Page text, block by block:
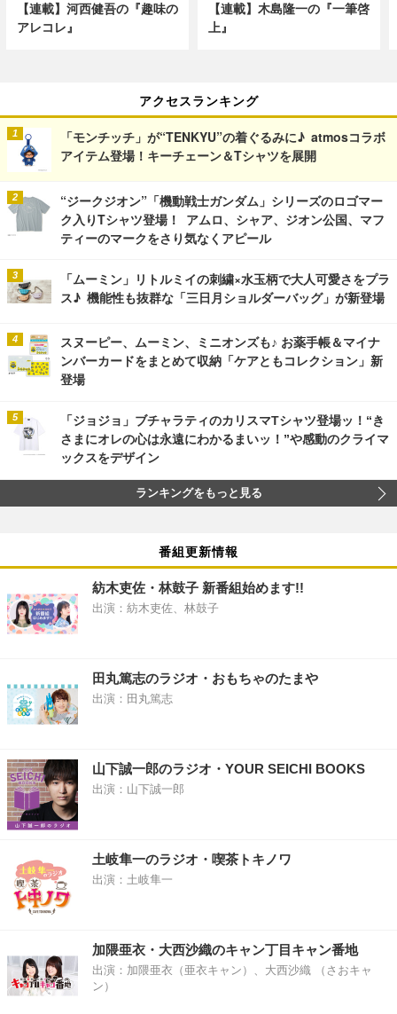
【連載】河西健吾の『趣味の
アレコレ』
【連載】木島隆一の『一筆啓
上』
アクセスランキング
「モンチッチ」が“TENKYU”の着ぐるみに♪ atmosコラボ
アイテム登場！キーチェーン＆Tシャツを展開
“ジークジオン”「機動戦士ガンダム」シリーズのロゴマー
ク入りTシャツ登場！ アムロ、シャア、ジオン公国、マフ
ティーのマークをさり気なくアピール
「ムーミン」リトルミイの刺繍×水玉柄で大人可愛さをプラ
ス♪ 機能性も抜群な「三日月ショルダーバッグ」が新登場
スヌーピー、ムーミン、ミニオンズも♪ お薬手帳＆マイナ
ンバーカードをまとめて収納「ケアともコレクション」新
登場
「ジョジョ」ブチャラティのカリスマTシャツ登場ッ！“き
さまにオレの心は永遠にわかるまいッ！”や感動のクライマ
ックスをデザイン
ランキングをもっと見る
番組更新情報
紡木吏佐・林鼓子 新番組始めます!!
出演：紡木吏佐、林鼓子
田丸篤志のラジオ・おもちゃのたまや
出演：田丸篤志
山下誠一郎のラジオ・YOUR SEICHI BOOKS
出演：山下誠一郎
土岐隼一のラジオ・喫茶トキノワ
出演：土岐隼一
加隈亜衣・大西沙織のキャン丁目キャン番地
出演：加隈亜衣（亜衣キャン）、大西沙織 （さおキャ
ン）